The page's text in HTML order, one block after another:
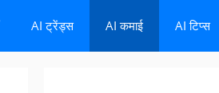
AI ट्रेंड्स AI कमाई AI टिप्स